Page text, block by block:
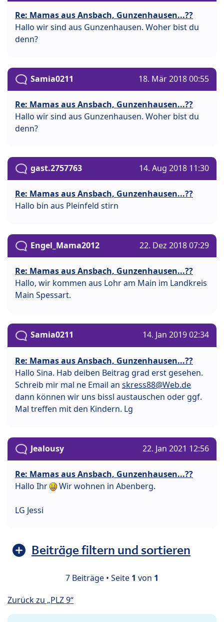
Re: Mamas aus Ansbach, Gunzenhausen...??
Hallo wir sind aus Gunzenhausen. Woher bist du
denn?
Samia0211 18. Mär 2018 00:55
Re: Mamas aus Ansbach, Gunzenhausen...??
Hallo wir sind aus Gunzenhausen. Woher bist du
denn?
gast.2757763 14. Aug 2018 11:30
Re: Mamas aus Ansbach, Gunzenhausen...??
Hallo bin aus Pleinfeld stirn
Engel_Mama2012 22. Dez 2018 07:29
Re: Mamas aus Ansbach, Gunzenhausen...??
Hallo, wir kommen aus Lohr am Main im Landkreis
Main Spessart.
Samia0211 14. Jan 2019 02:34
Re: Mamas aus Ansbach, Gunzenhausen...??
Hallo Sina. Hab deiben Beitrag grad erst gesehen.
Schreib mir mal ne Email an skress88@Web.de
dann können wir uns bissl austauschen oder ggf.
Mal treffen mit den Kindern. Lg
Jealousy 22. Jan 2021 12:56
Re: Mamas aus Ansbach, Gunzenhausen...??
Hallo Ihr
Wir wohnen in Abenberg.
LG Jessi
Beiträge filtern und sortieren
7 Beiträge • Seite 1 von 1
Zurück zu „PLZ 9“